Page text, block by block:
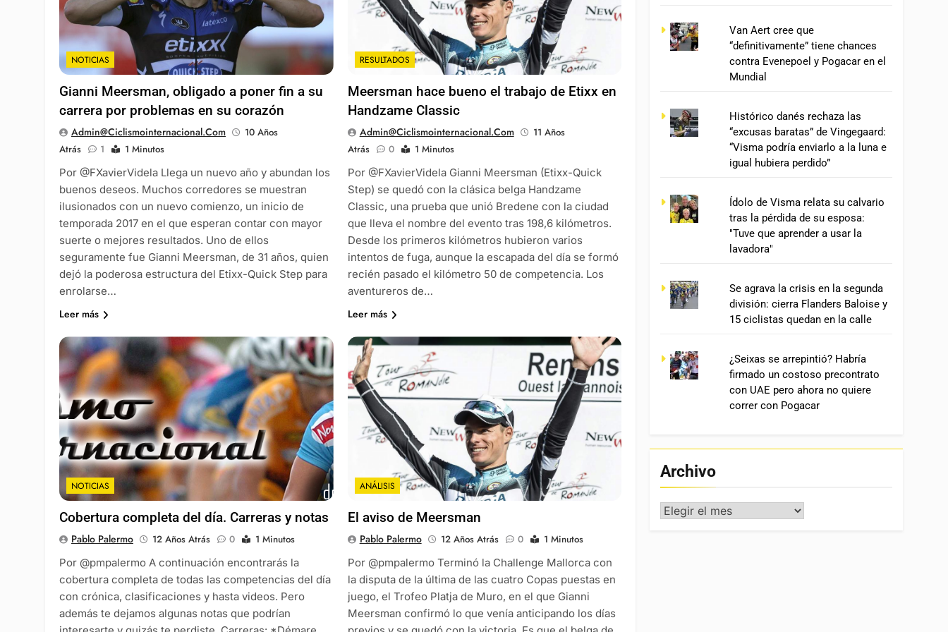
NOTICIAS
Gianni Meersman, obligado a poner fin a su
carrera por problemas en su corazón
Admin@ciclismointernacional.com
10 Años
Atrás
1
1 Minutos
Por @FXavierVidela Llega un nuevo año y abundan los
buenos deseos. Muchos corredores se muestran
ilusionados con un nuevo comienzo, un inicio de
temporada 2017 en el que esperan contar con mayor
suerte o mejores resultados. Uno de ellos
seguramente fue Gianni Meersman, de 31 años, quien
dejó la poderosa estructura del Etixx-Quick Step para
enrolarse…
Leer más
RESULTADOS
Meersman hace bueno el trabajo de Etixx en
Handzame Classic
Admin@ciclismointernacional.com
11 Años
Atrás
0
1 Minutos
Por @FXavierVidela Gianni Meersman (Etixx-Quick
Step) se quedó con la clásica belga Handzame
Classic, una prueba que unió Bredene con la ciudad
que lleva el nombre del evento tras 198,6 kilómetros.
Desde los primeros kilómetros hubieron varios
intentos de fuga, aunque la escapada del día se formó
recién pasado el kilómetro 50 de competencia. Los
aventureros de…
Leer más
NOTICIAS
Cobertura completa del día. Carreras y notas
Pablo Palermo 12 Años Atrás 0
1 Minutos
Por @pmpalermo A continuación encontrarás la
cobertura completa de todas las competencias del día
con crónica, clasificaciones y hasta videos. Pero
además te dejamos algunas notas que podrían
ANÁLISIS
El aviso de Meersman
Pablo Palermo 12 Años Atrás 0
1 Minutos
Por @pmpalermo Terminó la Challenge Mallorca con
la disputa de la última de las cuatro Copas puestas en
juego, el Trofeo Platja de Muro, en el que Gianni
Meersman confirmó lo que venía anticipando los días
Van Aert cree que
“definitivamente” tiene chances
contra Evenepoel y Pogacar en el
Mundial
Histórico danés rechaza las
“excusas baratas” de Vingegaard:
“Visma podría enviarlo a la luna e
igual hubiera perdido”
Ídolo de Visma relata su calvario
tras la pérdida de su esposa:
"Tuve que aprender a usar la
lavadora"
Se agrava la crisis en la segunda
división: cierra Flanders Baloise y
15 ciclistas quedan en la calle
¿Seixas se arrepintió? Habría
firmado un costoso precontrato
con UAE pero ahora no quiere
correr con Pogacar
Archivo
Archivo